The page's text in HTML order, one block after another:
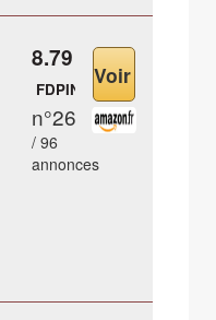
8.79 €
FDPIN
n°26
/ 96
annonces